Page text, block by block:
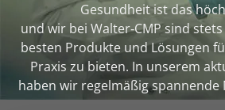
Gesundheit ist das
und wir bei Walter‑CMP sind
besten Produkte und Lösungen
Praxis zu bieten. In unserem
haben wir regelmäßig spannende